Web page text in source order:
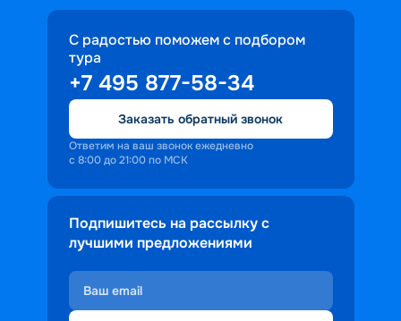
местности. Любая поездка позволяет
пополнить коллекцию интересных и
милых сердцу сувениров;
• возможностью насладиться
местными кулинарными шедеврами.
Каждый круиз на теплоходе из
Ярославля позволяет попробовать
блюда народностей, которые
природы. Протяженность реки около
3,5 тыс. км. Это позволяет во время
речного круиза посетить несколько
климатических зон, наблюдать, как
лесистая местность сменяется
чистым воздухом, безупречностью
речной глади, уникальной природой и
атмосферой покоя вокруг
на выходные
С радостью поможем с подбором
тура
+7 495 877-58-34
Заказать обратный звонок
Ответим на ваш звонок ежедневно
с 8:00 до 21:00 по МСК
Подпишитесь на рассылку с
лучшими предложениями